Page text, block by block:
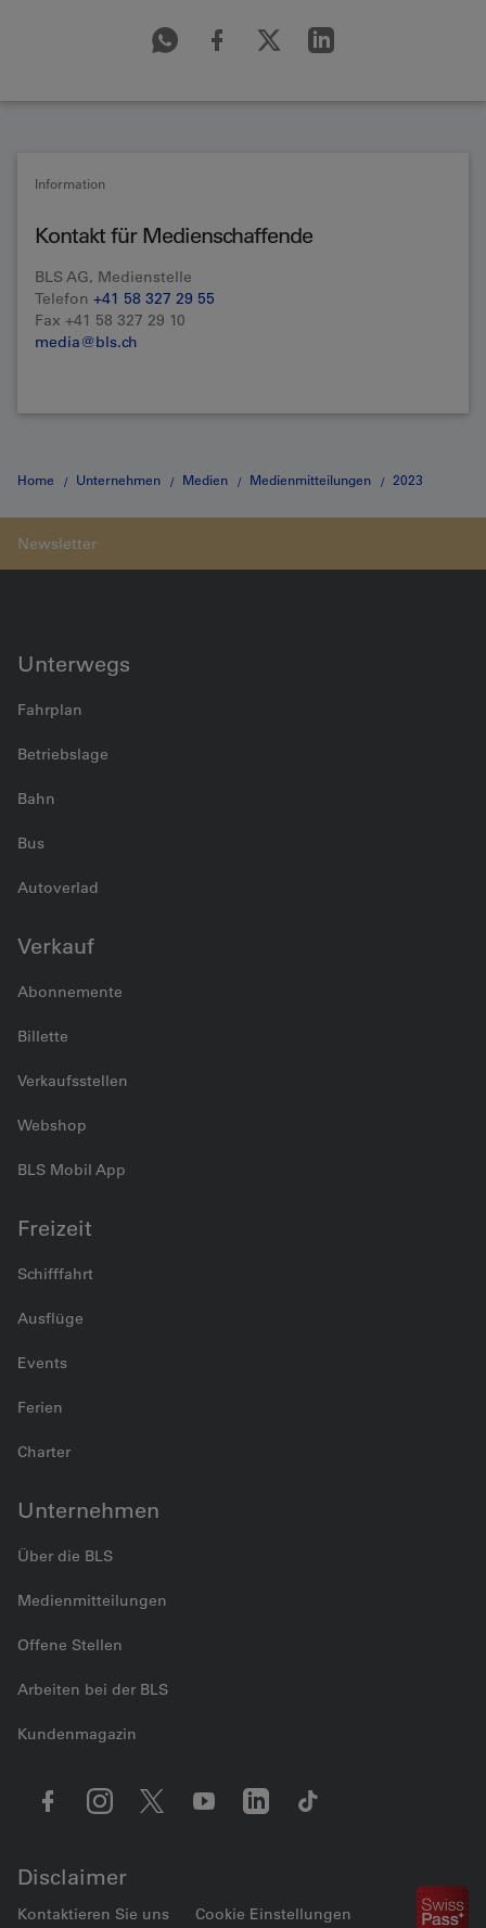
Information
Kontakt für Medienschaffende
BLS AG, Medienstelle
Telefon +41 58 327 29 55
Fax +41 58 327 29 10
media@bls.ch
Home Unternehmen Medien Medienmitteilungen 2023
Unterwegs
Fahrplan
Betriebslage
Bahn
Bus
Autoverlad
Verkauf
Abonnemente
Billette
Verkaufsstellen
Webshop
BLS Mobil App
Freizeit
Schifffahrt
Ausflüge
Events
Ferien
Charter
Unternehmen
Über die BLS
Medienmitteilungen
Offene Stellen
Arbeiten bei der BLS
Kundenmagazin
Disclaimer
Kontaktieren Sie uns
Cookie Einstellungen